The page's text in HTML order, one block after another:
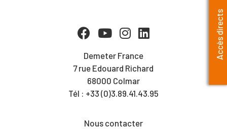
Demeter France
7 rue Edouard Richard
68000 Colmar
Tél : +33 (0)3.89.41.43.95
Nous contacter
Accès directs